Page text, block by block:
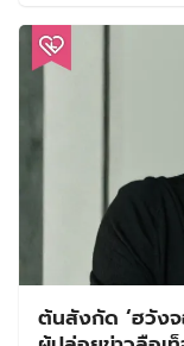
ต้นสังกัด ‘ฮวังจ